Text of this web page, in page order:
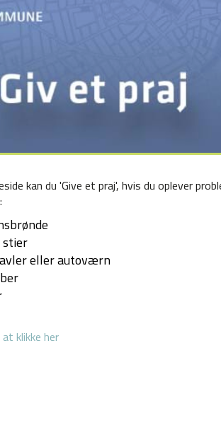
kan du 'Give et praj', hvis du oplever
stier
eller autoværn
klikke her